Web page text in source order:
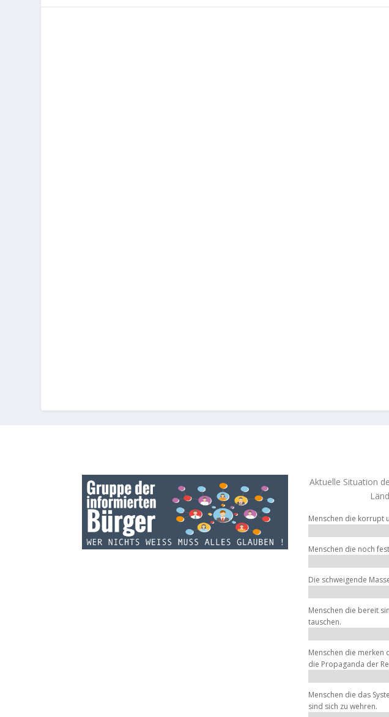
Aktuelle Situation
Menschen die korrupt
Menschen die noch
Die schweigende
Menschen die bereit
tauschen.
Menschen die merken
die Propaganda der
Menschen die das
sind sich zu wehren.